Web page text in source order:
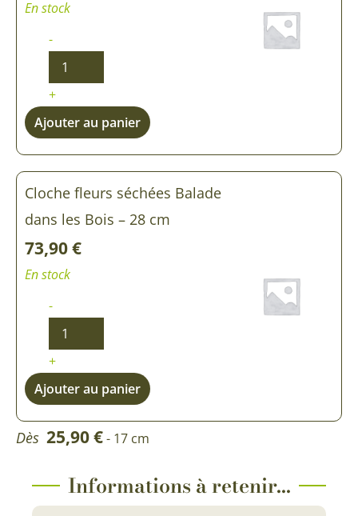
En stock
-
+
Ajouter au panier
Cloche fleurs séchées Balade
dans les Bois – 28 cm
73,90€
En stock
-
+
Ajouter au panier
Dès 25,90€- 17 cm
Informations à retenir...